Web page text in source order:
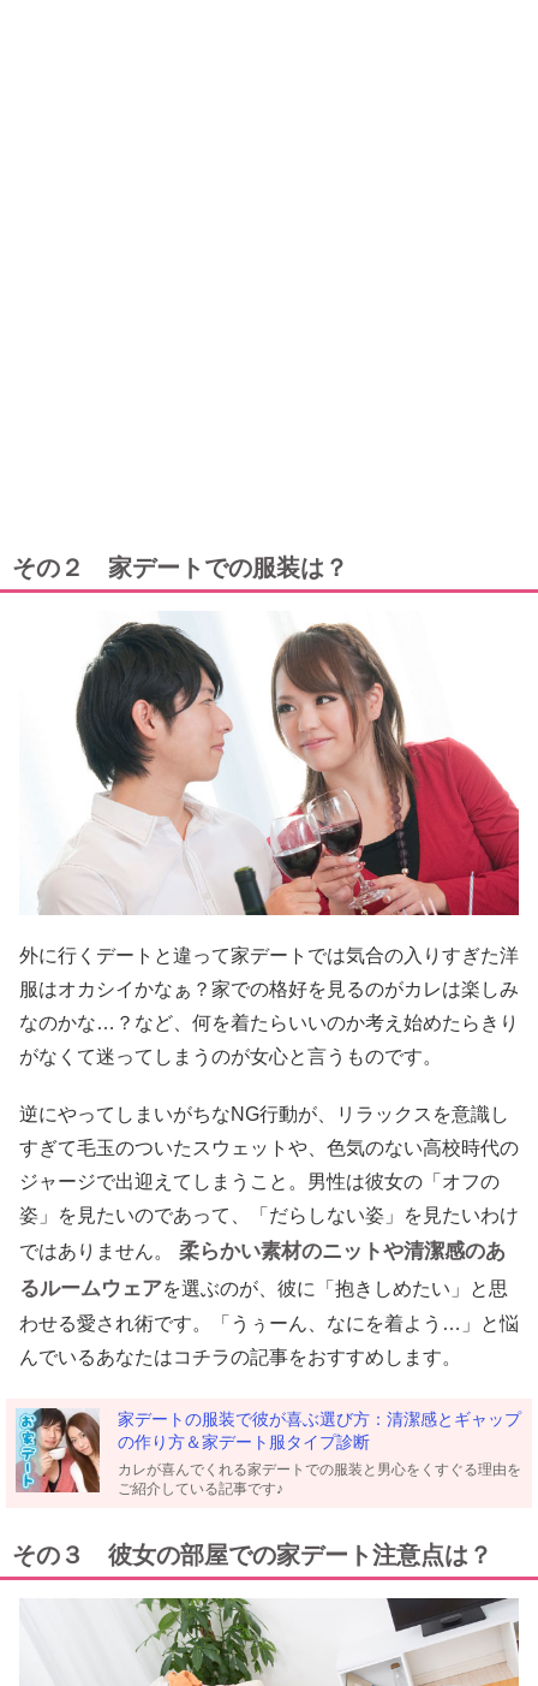
その２ 家デートでの服装は？
外に行くデートと違って家デートでは気合の入りすぎた洋
服はオカシイかなぁ？家での格好を見るのがカレは楽しみ
なのかな…？など、何を着たらいいのか考え始めたらきり
がなくて迷ってしまうのが女心と言うものです。
逆にやってしまいがちなNG行動が、リラックスを意識し
すぎて毛玉のついたスウェットや、色気のない高校時代の
ジャージで出迎えてしまうこと。男性は彼女の「オフの
姿」を見たいのであって、「だらしない姿」を見たいわけ
ではありません。
柔らかい素材のニットや清潔感のあ
るルームウェアを選ぶのが、彼に「抱きしめたい」と思
わせる愛され術です。「うぅーん、なにを着よう…」と悩
んでいるあなたはコチラの記事をおすすめします。
家デートの服装で彼が喜ぶ選び方：清潔感とギャップ
の作り方＆家デート服タイプ診断
カレが喜んでくれる家デートでの服装と男心をくすぐる理由を
ご紹介している記事です♪
その３ 彼女の部屋での家デート注意点は？